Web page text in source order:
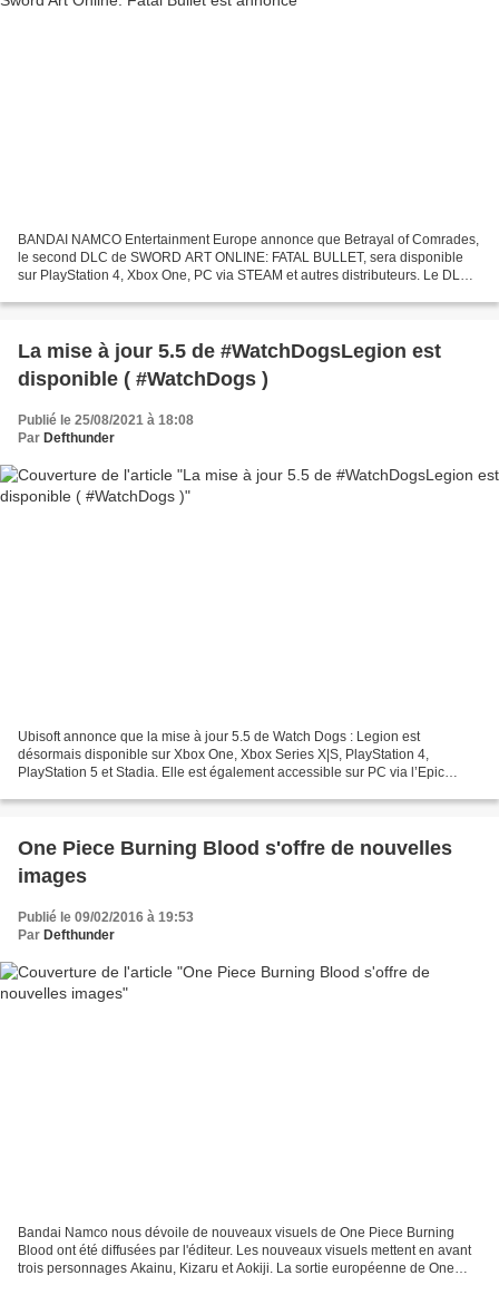
BANDAI NAMCO Entertainment Europe annonce que Betrayal of Comrades,
le second DLC de SWORD ART ONLINE: FATAL BULLET, sera disponible
sur PlayStation 4, Xbox One, PC via STEAM et autres distributeurs. Le DLC
La mise à jour 5.5 de #WatchDogsLegion est
disponible ( #WatchDogs )
Publié le 25/08/2021 à 18:08
Par Defthunder
Ubisoft annonce que la mise à jour 5.5 de Watch Dogs : Legion est
désormais disponible sur Xbox One, Xbox Series X|S, PlayStation 4,
PlayStation 5 et Stadia. Elle est également accessible sur PC via l’Epic
One Piece Burning Blood s'offre de nouvelles
images
Publié le 09/02/2016 à 19:53
Par Defthunder
Bandai Namco nous dévoile de nouveaux visuels de One Piece Burning
Blood ont été diffusées par l'éditeur. Les nouveaux visuels mettent en avant
trois personnages Akainu, Kizaru et Aokiji. La sortie européenne de One